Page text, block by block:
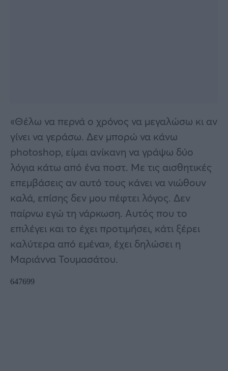
«Θέλω να περνά ο χρόνος να μεγαλώσω κι αν
γίνει να γεράσω. Δεν μπορώ να κάνω
photoshop, είμαι ανίκανη να γράψω δύο
λόγια κάτω από ένα ποστ. Με τις αισθητικές
επεμβάσεις αν αυτό τους κάνει να νιώθουν
καλά, επίσης δεν μου πέφτει λόγος. Δεν
παίρνω εγώ τη νάρκωση. Αυτός που το
επιλέγει και το έχει προτιμήσει, κάτι ξέρει
καλύτερα από εμένα», έχει δηλώσει η
Μαριάννα Τουμασάτου.